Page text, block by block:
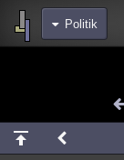
Politik
Chat Wiki
meine Rubriken